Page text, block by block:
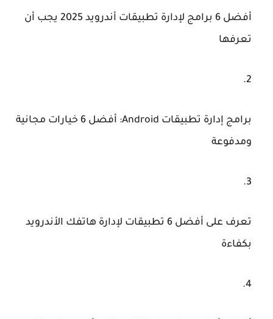
أفضل 6 برامج لإدارة تطبيقات أندرويد 2025 يجب أن
تعرفها
برامج إدارة تطبيقات Android: أفضل 6 خيارات مجانية
ومدفوعة
تعرف على أفضل 6 تطبيقات لإدارة هاتفك الأندرويد
بكفاءة